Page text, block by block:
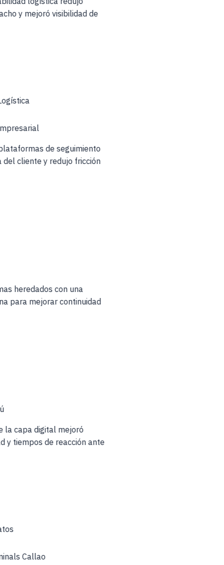
y mejoró visibilidad de
de seguimiento
del cliente y redujo fricción
heredados con una
para mejorar continuidad
la capa digital mejoró
y tiempos de reacción ante
Callao